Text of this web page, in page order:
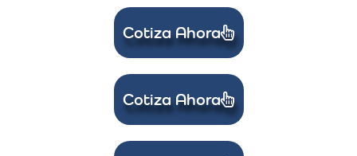
Cotiza Ahora
Cotiza Ahora